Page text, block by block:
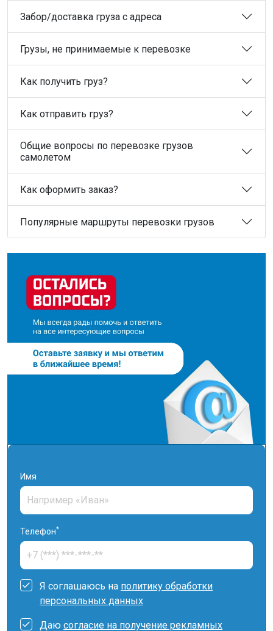
Забор/доставка груза с адреса
Грузы, не принимаемые к перевозке
Как получить груз?
Как отправить груз?
Общие вопросы по перевозке грузов
самолетом
Как оформить заказ?
Популярные маршруты перевозки грузов
Имя
Телефон*
Я соглашаюсь на политику обработки
персональных данных
Даю согласие на получение рекламных